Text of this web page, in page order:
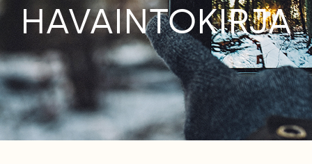
HAVAINTOKIRJA